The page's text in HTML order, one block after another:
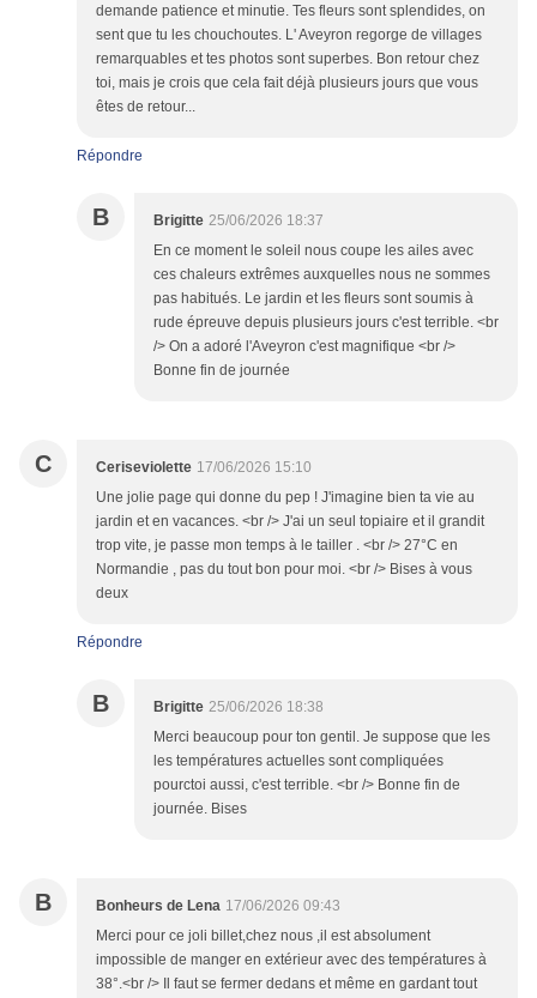
demande patience et minutie. Tes fleurs sont splendides, on
sent que tu les chouchoutes. L' Aveyron regorge de villages
remarquables et tes photos sont superbes. Bon retour chez
toi, mais je crois que cela fait déjà plusieurs jours que vous
êtes de retour...
Répondre
B Brigitte 25/06/2026 18:37
En ce moment le soleil nous coupe les ailes avec
ces chaleurs extrêmes auxquelles nous ne sommes
pas habitués. Le jardin et les fleurs sont soumis à
rude épreuve depuis plusieurs jours c'est terrible. <br
/> On a adoré l'Aveyron c'est magnifique <br />
Bonne fin de journée
C Ceriseviolette 17/06/2026 15:10
Une jolie page qui donne du pep ! J'imagine bien ta vie au
jardin et en vacances. <br /> J'ai un seul topiaire et il grandit
trop vite, je passe mon temps à le tailler . <br /> 27°C en
Normandie , pas du tout bon pour moi. <br /> Bises à vous
deux
Répondre
B Brigitte 25/06/2026 18:38
Merci beaucoup pour ton gentil. Je suppose que les
les températures actuelles sont compliquées
pourctoi aussi, c'est terrible. <br /> Bonne fin de
journée. Bises
B Bonheurs de Lena 17/06/2026 09:43
Merci pour ce joli billet,chez nous ,il est absolument
impossible de manger en extérieur avec des températures à
38°.<br /> Il faut se fermer dedans et même en gardant tout